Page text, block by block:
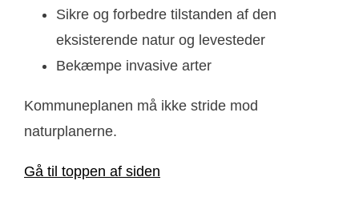
Sikre og forbedre tilstanden af den
eksisterende natur og levesteder
Bekæmpe invasive arter
Kommuneplanen må ikke stride mod
naturplanerne.
Gå til toppen af siden